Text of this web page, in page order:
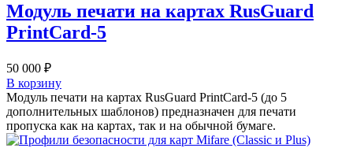
Модуль печати на картах RusGuard
PrintCard-5
50 000 ₽
В корзину
Модуль печати на картах RusGuard PrintCard-5 (до 5
дополнительных шаблонов) предназначен для печати
пропуска как на картах, так и на обычной бумаге.